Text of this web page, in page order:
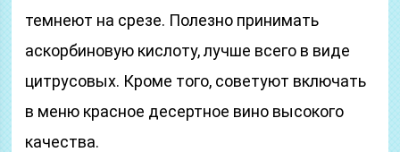
темнеют на срезе. Полезно принимать
аскорбиновую кислоту, лучше всего в виде
цитрусовых. Кроме того, советуют включать
в меню красное десертное вино высокого
качества.